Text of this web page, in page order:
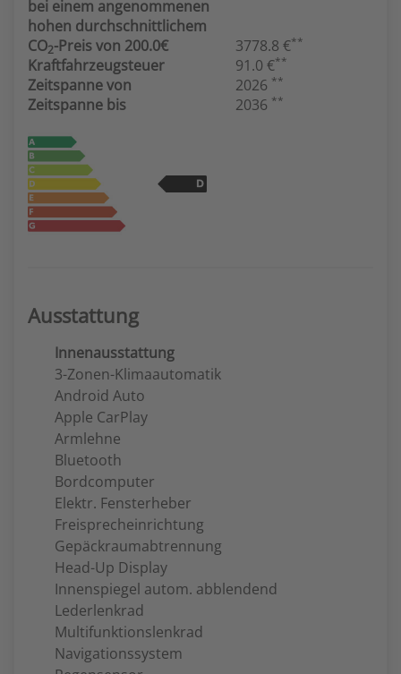
bei einem angenommenen
hohen durchschnittlichem
CO2-Preis von 200.0€ 3778.8 €**
Kraftfahrzeugsteuer 91.0 €**
Zeitspanne von 2026 **
Zeitspanne bis 2036 **
Ausstattung
Innenausstattung
3-Zonen-Klimaautomatik
Android Auto
Apple CarPlay
Armlehne
Bluetooth
Bordcomputer
Elektr. Fensterheber
Freisprecheinrichtung
Gepäckraumabtrennung
Head-Up Display
Innenspiegel autom. abblendend
Lederlenkrad
Multifunktionslenkrad
Navigationssystem